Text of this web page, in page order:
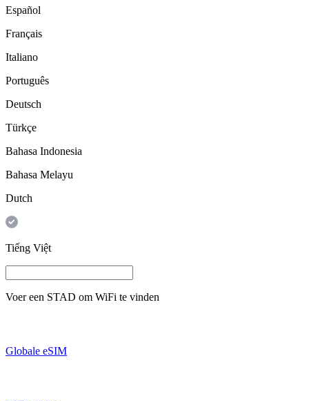
Español
Français
Italiano
Português
Deutsch
Türkçe
Bahasa Indonesia
Bahasa Melayu
Dutch
Tiếng Việt
Voer een STAD om WiFi te vinden
Globale eSIM